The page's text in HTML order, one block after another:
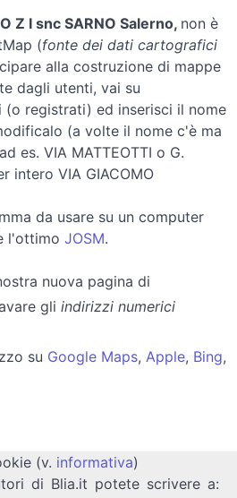
Z I snc SARNO Salerno, non è
(fonte dei dati cartografici
alla costruzione di mappe
dagli utenti, vai su
(o registrati) ed inserisci il nome
(a volte il nome c'è ma
es. VIA MATTEOTTI o G.
intero VIA GIACOMO
da usare su un computer
l'ottimo JOSM.
nuova pagina di
gli indirizzi numerici
su Google Maps, Apple, Bing,
(v. informativa)
di Blia.it potete scrivere a: